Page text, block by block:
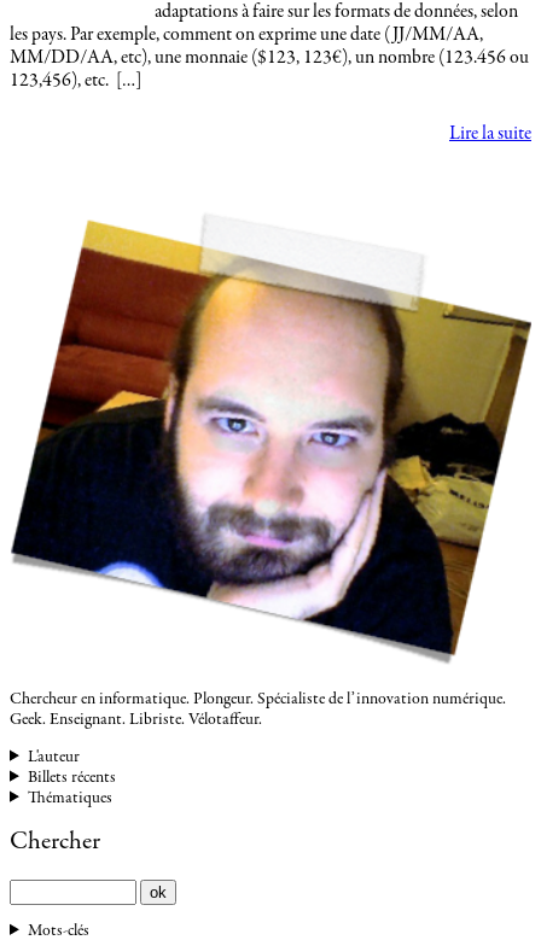
adaptations à faire sur les formats de données, selon
les pays. Par exemple, comment on exprime une date (JJ/MM/AA,
MM/DD/AA, etc), une monnaie ($123, 123€), un nombre (123.456 ou
123,456), etc. […]
Lire la suite
Chercheur en informatique. Plongeur. Spécialiste de l’innovation numérique.
Geek. Enseignant. Libriste. Vélotaffeur.
L'auteur
Billets récents
Thématiques
Chercher
Mots-clés